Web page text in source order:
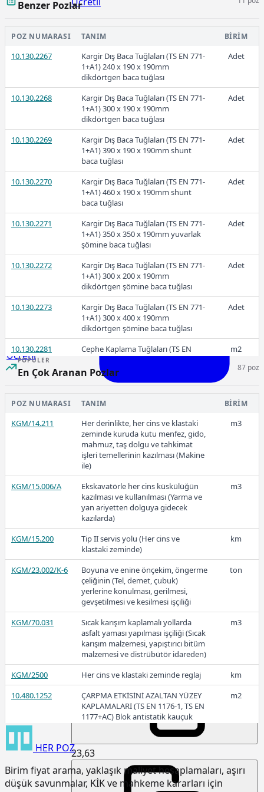
Ücretli
Ücretli
Ücretli
2025-Aralık
24,50
24,21
2025-Ekim
23,76
23,63
Benzer Pozlar
POZ NUMARASI TANIM BIRIM
10.130.2267
Kargir Dış Baca Tuğlaları (TS EN 771-
1+A1) 240 x 190 x 190mm
dikdörtgen baca tuğlası
Adet
10.130.2268
Kargir Dış Baca Tuğlaları (TS EN 771-
1+A1) 300 x 190 x 190mm
dikdörtgen baca tuğlası
Adet
10.130.2269
Kargir Dış Baca Tuğlaları (TS EN 771-
1+A1) 390 x 190 x 190mm shunt
baca tuğlası
Adet
10.130.2270
Kargir Dış Baca Tuğlaları (TS EN 771-
1+A1) 460 x 190 x 190mm shunt
baca tuğlası
Adet
10.130.2271
Kargir Dış Baca Tuğlaları (TS EN 771-
1+A1) 350 x 350 x 190mm yuvarlak
şömine baca tuğlası
Adet
10.130.2272
Kargir Dış Baca Tuğlaları (TS EN 771-
1+A1) 300 x 200 x 190mm
dikdörtgen şömine baca tuğlası
Adet
10.130.2273
Kargir Dış Baca Tuğlaları (TS EN 771-
1+A1) 300 x 400 x 190mm
dikdörtgen şömine baca tuğlası
Adet
10.130.2281
Cephe Kaplama Tuğlaları (TS EN
kırmızı (yüzey alanı ≤ 0.04 m²)
m2
10.130.2282
Cephe Kaplama Tuğlaları (TS EN
1304) 15 mm kalınlıkta, her boyutta,
m2
Cephe Kaplama Tuğlaları (TS EN
1304) 15 mm kalınlıkta, her boyutta,
sarı (yüzey alanı ≤ 0.04 m²)
10.130.2284
Cephe Kaplama Tuğlaları (TS EN
1304) 15 mm kalınlıkta, her boyutta,
beyaz (yüzey alanı ≤ 0.04 m²)
m2
POPÜLER
En Çok Aranan Pozlar 87 poz
POZ NUMARASI TANIM BIRIM
KGM/14.211
Her derinlikte, her cins ve klastaki
zeminde kuruda kutu menfez, gido,
mahmuz, taş dolgu ve tahkimat
işleri temellerinin kazılması (Makine
ile)
m3
KGM/15.006/A
Ekskavatörle her cins küskülüğün
kazılması ve kullanılması (Yarma ve
yan ariyetten dolguya gidecek
kazılarda)
m3
KGM/15.200
Tip II servis yolu (Her cins ve
klastaki zeminde)
km
KGM/23.002/K-6
Boyuna ve enine önçekim, öngerme
çeliğinin (Tel, demet, çubuk)
yerlerine konulması, gerilmesi,
gevşetilmesi ve kesilmesi işçiliği
ton
KGM/70.031
Sıcak karışım kaplamalı yollarda
asfalt yaması yapılması işçiliği (Sıcak
karışım malzemesi, yapıştırıcı bitüm
malzemesi ve distrübütör idareden)
m3
KGM/2500 Her cins ve klastaki zeminde reglaj
km
10.480.1252
ÇARPMA ETKİSİNİ AZALTAN YÜZEY
KAPLAMALARI (TS EN 1176-1, TS EN
1177+AC) Blok antistatik kauçuk
zemin kaplaması 3cm kalınlıkta
m2
15.120.1007
Makine ile patlayıcı madde
kullanmadan sert kaya kazılması
(Serbest kazı)
HER POZ
Birim fiyat arama, yaklaşık maliyet hesaplamaları, aşırı
düşük savunmalar, KİK ve mahkeme kararları için